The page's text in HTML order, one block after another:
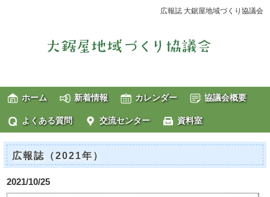
広報誌 大鋸屋地域づくり協議会
ホーム 新着情報 カレンダー 協議会概要
よくある質問 交流センター 資料室
広報誌（2021年）
2021/10/25